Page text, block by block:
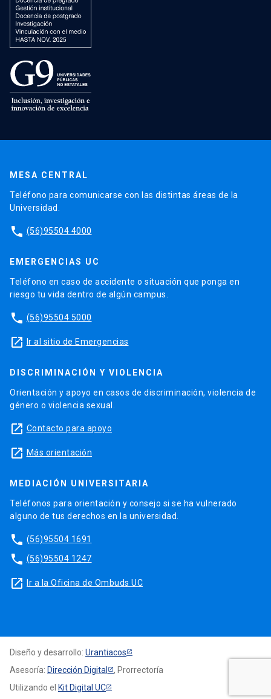
MESA CENTRAL
Teléfono para comunicarse con las distintas áreas de la
Universidad.
phone (56)95504 4000
EMERGENCIAS UC
Teléfono en caso de accidente o situación que ponga en
riesgo tu vida dentro de algún campus.
phone (56)95504 5000
launch Ir al sitio de Emergencias
DISCRIMINACIÓN Y VIOLENCIA
Orientación y apoyo en casos de discriminación, violencia de
género o violencia sexual.
launch Contacto para apoyo
launch Más orientación
MEDIACIÓN UNIVERSITARIA
Teléfonos para orientación y consejo si se ha vulnerado
alguno de tus derechos en la universidad.
phone (56)95504 1691
phone (56)95504 1247
launch Ir a la Oficina de Ombuds UC
Diseño y desarrollo: Urantiacos
Asesoría: Dirección Digital
, Prorrectoría
Utilizando el Kit Digital UC